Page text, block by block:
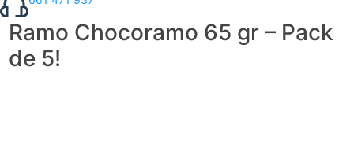
Ramo Chocoramo 65 gr – Pack
de 5!